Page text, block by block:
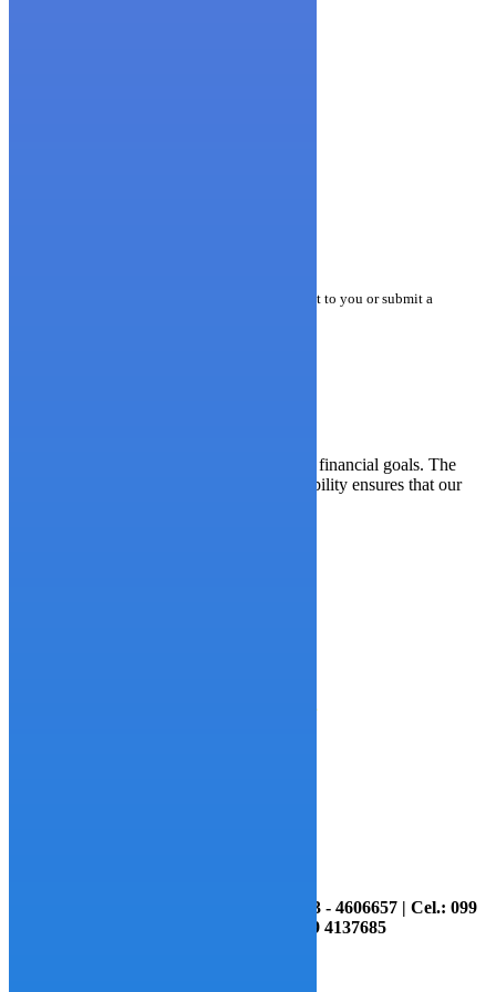
Contact us at the Consulting WP office nearest to you or submit a
Consulting WP really helped us achieve our financial goals. The
slick presentation along with fantastic readability ensures that our
Información y Contactos: (04) - 4606643 - 4606657 | Cel.: 099
7095947 - 099 4135575 - 099 4137685